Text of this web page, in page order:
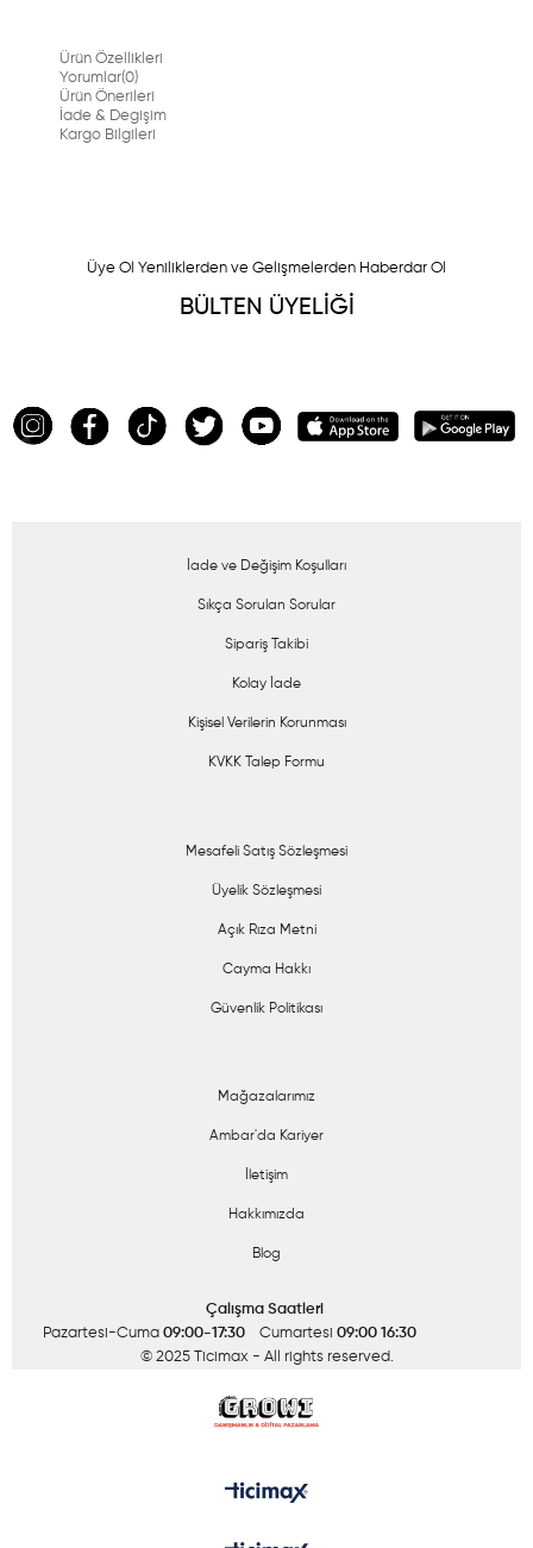
Ürün Özellikleri
Yorumlar(0)
Ürün Önerileri
İade & Degişim
Kargo Bilgileri
Üye Ol Yeniliklerden ve Gelişmelerden Haberdar Ol
BÜLTEN ÜYELİĞİ
İade ve Değişim Koşulları
Sıkça Sorulan Sorular
Sipariş Takibi
Kolay İade
Kişisel Verilerin Korunması
KVKK Talep Formu
Mesafeli Satış Sözleşmesi
Üyelik Sözleşmesi
Açık Rıza Metni
Cayma Hakkı
Güvenlik Politikası
Mağazalarımız
Ambar'da Kariyer
İletişim
Hakkımızda
Blog
Çalışma Saatleri
Pazartesi-Cuma 09:00-17:30 Cumartesi 09:00 16:30
© 2025 Ticimax - All rights reserved.